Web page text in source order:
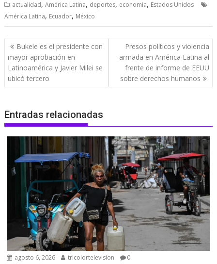
actualidad,América Latina, deportes, economia, Estados Unidos
América Latina, Ecuador, México
Navegación
de
entradas
Bukele es el presidente con
mayor aprobación en
Latinoamérica y Javier Milei se
ubicó tercero
Presos políticos y violencia
armada en América Latina al
frente de informe de EEUU
sobre derechos humanos
Entradas relacionadas
agosto 6, 2026 tricolortelevision 0